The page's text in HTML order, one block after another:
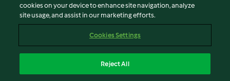
Privacy Policy
Disclaimer
Cookies
Withdraw Contract
cookies on your device to enhance site navigation, analyze
site usage, and assist in our marketing efforts.
Cookies Settings
Reject All